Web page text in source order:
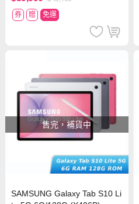
券
贈 免運
售完，補貨中
SAMSUNG Galaxy Tab S10 Li